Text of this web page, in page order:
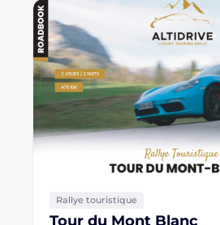
Rallye touristique
Tour du Mont Blanc